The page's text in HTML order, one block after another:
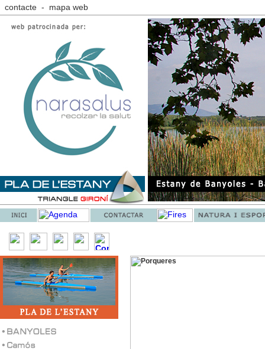
contacte - mapa web